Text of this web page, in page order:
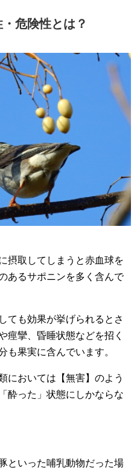
危険性とは？
摂取してしまうと赤血球を
あるサポニンを多く含んで
ても効果が挙げられるとさ
痙攣、昏睡状態などを招く
も果実に含んでいます。
においては【無害】のよう
酔った」状態にしかならな
といった哺乳動物だった場